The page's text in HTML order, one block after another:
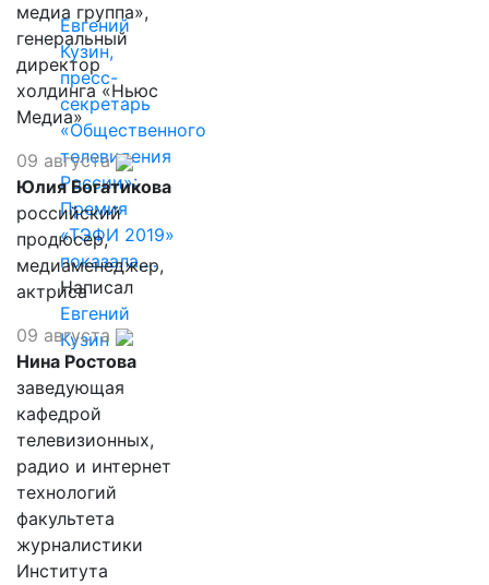
Евгений
Кузин,
пресс-
секретарь
«Общественного
телевидения
России»:
Премия
«ТЭФИ 2019»
показала,…
Написал
Евгений
Кузин
медиа группа»,
генеральный
директор
холдинга «Ньюс
Медиа»
09 августа
Юлия Богатикова
российский
продюсер,
медиаменеджер,
актриса
09 августа
Нина Ростова
заведующая
кафедрой
телевизионных,
радио и интернет
технологий
факультета
журналистики
Института